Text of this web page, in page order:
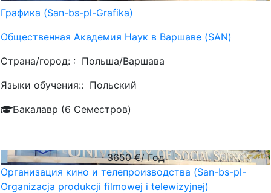
Графика (San-bs-pl-Grafika)
Общественная Академия Наук в Варшаве (SAN)
Страна/город: : Польша/Варшава
Языки обучения:: Польский
Бакалавр (6 Семестров)
3650€/ Год
Организация кино и телепроизводства (San-bs-pl-
Organizacja produkcji filmowej i telewizyjnej)